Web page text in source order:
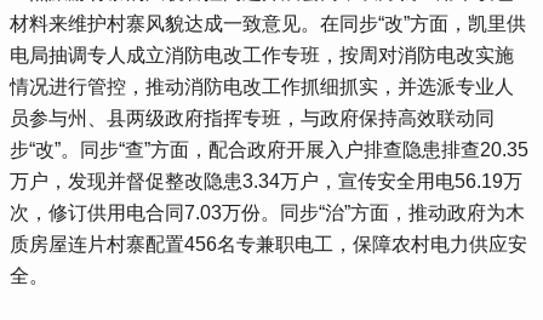
材料来维护村寨风貌达成一致意见。在同步“改”方面，凯里供
电局抽调专人成立消防电改工作专班，按周对消防电改实施
情况进行管控，推动消防电改工作抓细抓实，并选派专业人
员参与州、县两级政府指挥专班，与政府保持高效联动同
步“改”。同步“查”方面，配合政府开展入户排查隐患排查20.35
万户，发现并督促整改隐患3.34万户，宣传安全用电56.19万
次，修订供用电合同7.03万份。同步“治”方面，推动政府为木
质房屋连片村寨配置456名专兼职电工，保障农村电力供应安
全。